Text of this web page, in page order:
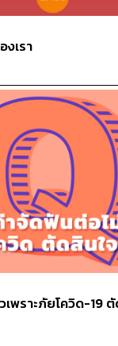
งเรา
พราะภัยโควิด-19